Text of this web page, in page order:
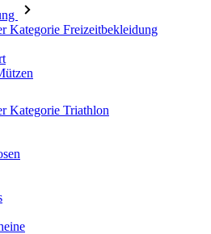
Kategorie Freizeitbekleidung
Kategorie Triathlon